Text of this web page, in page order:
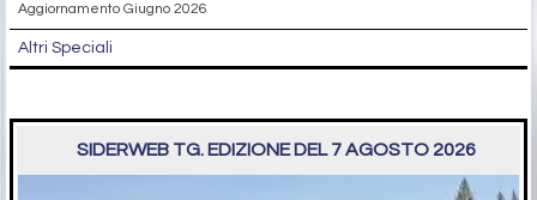
Aggiornamento Giugno 2026
Altri Speciali
SIDERWEB TG. EDIZIONE DEL 7 AGOSTO 2026